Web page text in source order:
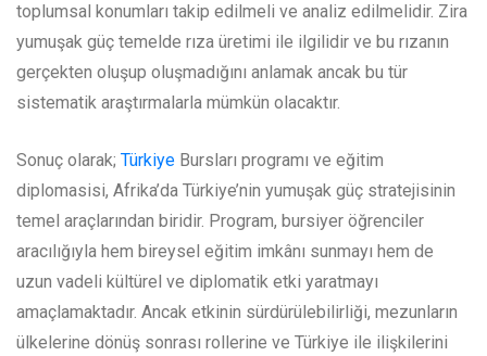
toplumsal konumları takip edilmeli ve analiz edilmelidir. Zira
yumuşak güç temelde rıza üretimi ile ilgilidir ve bu rızanın
gerçekten oluşup oluşmadığını anlamak ancak bu tür
sistematik araştırmalarla mümkün olacaktır.
Sonuç olarak; Türkiye Bursları programı ve eğitim
diplomasisi, Afrika’da Türkiye’nin yumuşak güç stratejisinin
temel araçlarından biridir. Program, bursiyer öğrenciler
aracılığıyla hem bireysel eğitim imkânı sunmayı hem de
uzun vadeli kültürel ve diplomatik etki yaratmayı
amaçlamaktadır. Ancak etkinin sürdürülebilirliği, mezunların
ülkelerine dönüş sonrası rollerine ve Türkiye ile ilişkilerini